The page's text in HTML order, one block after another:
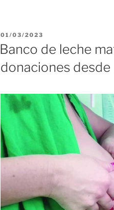
varios
turistas
PUBLICADO
EL
01/03/2023
Banco de leche
donaciones